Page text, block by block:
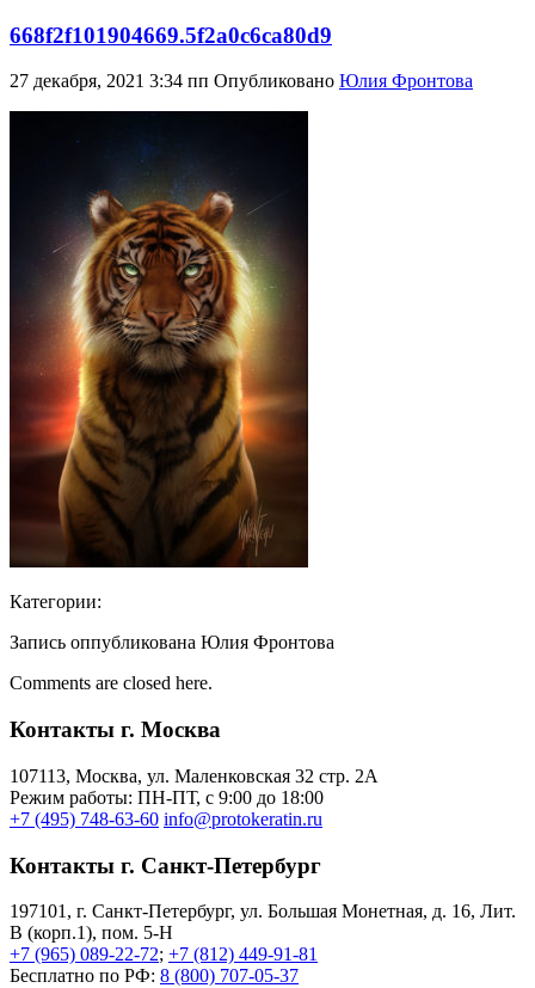
668f2f101904669.5f2a0c6ca80d9
27 декабря, 2021 3:34 пп Опубликовано Юлия Фронтова
Категории:
Запись оппубликована Юлия Фронтова
Comments are closed here.
Контакты г. Москва
107113, Moсква, ул. Маленковская 32 стр. 2А
Режим работы: ПН-ПТ, с 9:00 до 18:00
+7 (495) 748-63-60 info@protokeratin.ru
Контакты г. Санкт-Петербург
197101, г. Санкт-Петербург, ул. Большая Монетная, д. 16, Лит.
В (корп.1), пом. 5-Н
+7 (965) 089-22-72; +7 (812) 449-91-81
Бесплатно по РФ: 8 (800) 707-05-37